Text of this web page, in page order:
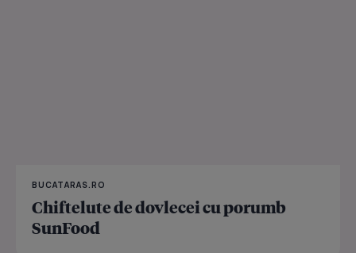
BUCATARAS.RO
Chiftelute de dovlecei cu porumb
SunFood